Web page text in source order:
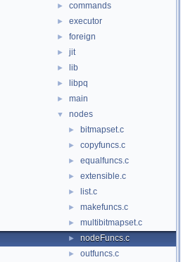
► commands
► executor
► foreign
► jit
► lib
► libpq
► main
▼ nodes
► bitmapset.c
► copyfuncs.c
► equalfuncs.c
► extensible.c
► list.c
► makefuncs.c
► multibitmapset.c
► nodeFuncs.c
► outfuncs.c